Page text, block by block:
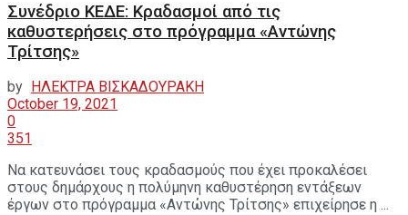
Συνέδριο ΚΕΔΕ: Κραδασμοί από τις
καθυστερήσεις στο πρόγραμμα «Αντώνης
Τρίτσης»
by
ΗΛΕΚΤΡΑ ΒΙΣΚΑΔΟΥΡΑΚΗ
October 19, 2021
0
351
Να κατευνάσει τους κραδασμούς που έχει προκαλέσει
στους δημάρχους η πολύμηνη καθυστέρηση εντάξεων
έργων στο πρόγραμμα «Αντώνης Τρίτσης» επιχείρησε η ...